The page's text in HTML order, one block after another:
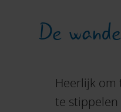
De
Heerlijk om
te stippelen